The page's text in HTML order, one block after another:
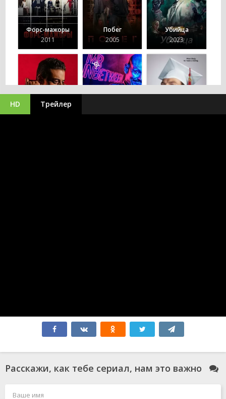
Форс-мажоры
2011
Побег
2005
Убийца
2023
Первородный
Великая
HD Трейлер
Расскажи, как тебе сериал, нам это важно